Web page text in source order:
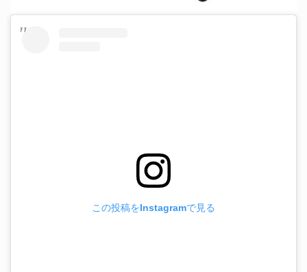
この投稿をInstagramで見る